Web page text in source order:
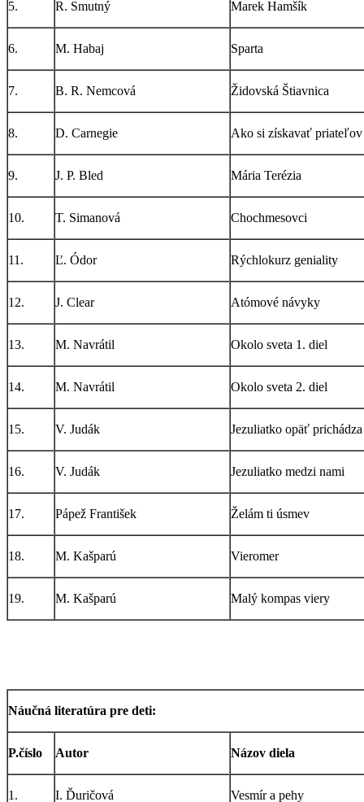
5. R. Smutný Marek Hamšík
6. M. Habaj Sparta
7. B. R. Nemcová Židovská Štiavnica
8. D. Carnegie Ako si získavať priateľov
9. J. P. Bled Mária Terézia
10. T. Simanová Chochmesovci
11. Ľ. Ódor Rýchlokurz geniality
12. J. Clear Atómové návyky
13. M. Navrátil Okolo sveta 1. diel
14. M. Navrátil Okolo sveta 2. diel
15. V. Judák Jezuliatko opäť prichádza
16. V. Judák Jezuliatko medzi nami
17. Pápež František Želám ti úsmev
18. M. Kašparú Vieromer
19. M. Kašparú Malý kompas viery
Náučná literatúra pre deti:
P.číslo Autor Názov diela
1. I. Ďuričová Vesmír a pehy